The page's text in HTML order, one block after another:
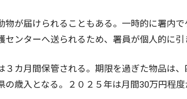
が届けられることもある。一時的に署内
センターへ送られるため、署員が個人的に引
カ月間保管される。期限を過ぎた物品は
の歳入となる。２０２５年は月間30万円程度